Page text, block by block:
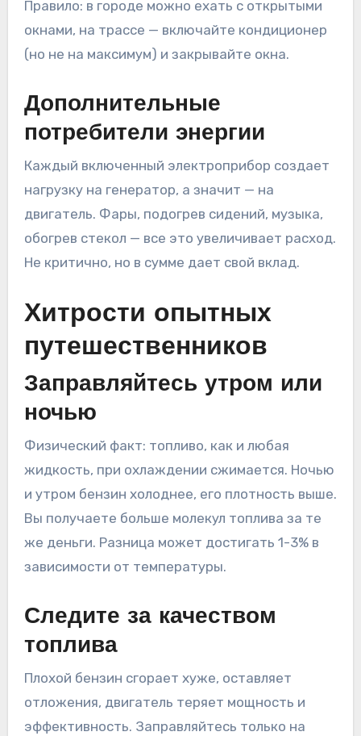
Правило: в городе можно ехать с открытыми
окнами, на трассе — включайте кондиционер
(но не на максимум) и закрывайте окна.
Дополнительные
потребители энергии
Каждый включенный электроприбор создает
нагрузку на генератор, а значит — на
двигатель. Фары, подогрев сидений, музыка,
обогрев стекол — все это увеличивает расход.
Не критично, но в сумме дает свой вклад.
Хитрости опытных
путешественников
Заправляйтесь утром или
ночью
Физический факт: топливо, как и любая
жидкость, при охлаждении сжимается. Ночью
и утром бензин холоднее, его плотность выше.
Вы получаете больше молекул топлива за те
же деньги. Разница может достигать 1-3% в
зависимости от температуры.
Следите за качеством
топлива
Плохой бензин сгорает хуже, оставляет
отложения, двигатель теряет мощность и
эффективность. Заправляйтесь только на